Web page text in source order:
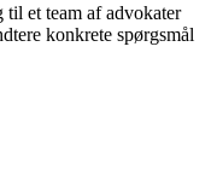
et team af advokater
konkrete spørgsmål